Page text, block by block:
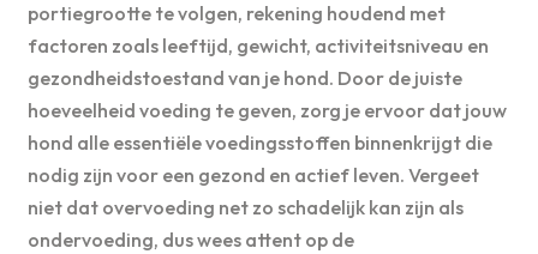
portiegrootte te volgen, rekening houdend met
factoren zoals leeftijd, gewicht, activiteitsniveau en
gezondheidstoestand van je hond. Door de juiste
hoeveelheid voeding te geven, zorg je ervoor dat jouw
hond alle essentiële voedingsstoffen binnenkrijgt die
nodig zijn voor een gezond en actief leven. Vergeet
niet dat overvoeding net zo schadelijk kan zijn als
ondervoeding, dus wees attent op de